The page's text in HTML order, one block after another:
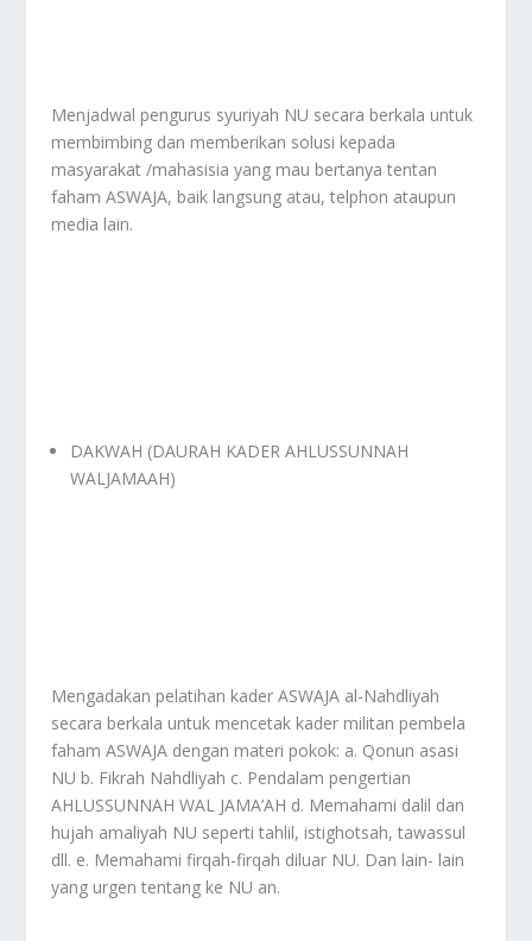
Menjadwal pengurus syuriyah NU secara berkala untuk
membimbing dan memberikan solusi kepada
masyarakat /mahasisia yang mau bertanya tentan
faham ASWAJA, baik langsung atau, telphon ataupun
media lain.
DAKWAH (DAURAH KADER AHLUSSUNNAH
WALJAMAAH)
Mengadakan pelatihan kader ASWAJA al-Nahdliyah
secara berkala untuk mencetak kader militan pembela
faham ASWAJA dengan materi pokok: a. Qonun asasi
NU b. Fikrah Nahdliyah c. Pendalam pengertian
AHLUSSUNNAH WAL JAMA’AH d. Memahami dalil dan
hujah amaliyah NU seperti tahlil, istighotsah, tawassul
dll. e. Memahami firqah-firqah diluar NU. Dan lain- lain
yang urgen tentang ke NU an.